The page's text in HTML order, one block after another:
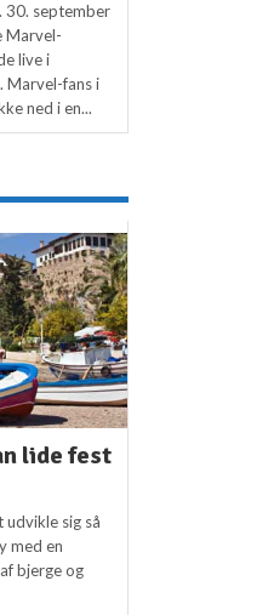
30. september
Marvel-
live i
Marvel-fans i
ned i en...
lide fest
sig så
med en
bjerge og